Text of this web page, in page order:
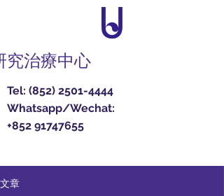
究治療中心
Tel: (852) 2501-4444
Whatsapp/Wechat:
+852 91747655
文章